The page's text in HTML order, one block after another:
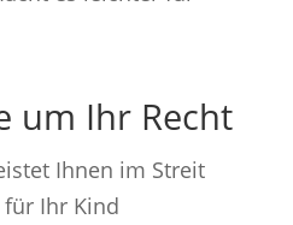
um Ihr Recht
Ihnen im Streit
Ihr Kind